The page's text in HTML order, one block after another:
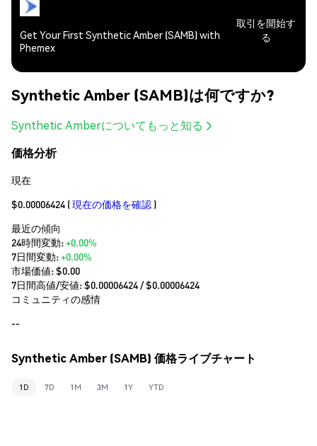
Get Your First Synthetic Amber (SAMB) with
Phemex
取引を開始す
る
Synthetic Amber (SAMB)は何ですか?
Synthetic Amberについてもっと知る
価格分析
現在
$0.00006424 (現在の価格を確認 )
最近の傾向
24時間変動:+0.00%
7日間変動:+0.00%
市場価値:$0.00
7日間高値/安値: $0.00006424/ $0.00006424
コミュニティの感情
--
Synthetic Amber (SAMB) 価格ライブチャート
1D 7D 1M 3M 1Y YTD